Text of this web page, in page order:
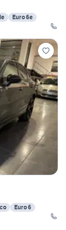
Euro 6e
Euro 6